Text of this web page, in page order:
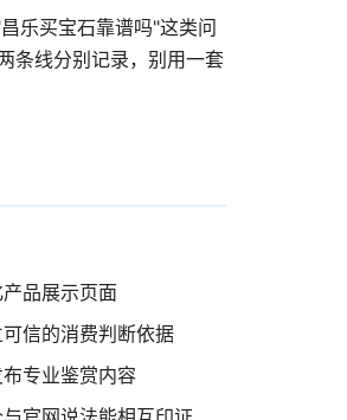
乐买宝石靠谱吗"这类问
条线分别记录，别用一套
品展示页面
信的消费判断依据
专业鉴赏内容